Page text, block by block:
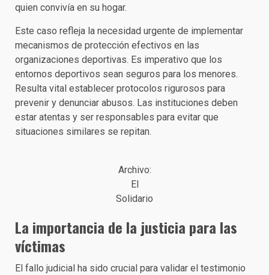
quien convivía en su hogar.
Este caso refleja la necesidad urgente de implementar
mecanismos de protección efectivos en las
organizaciones deportivas. Es imperativo que los
entornos deportivos sean seguros para los menores.
Resulta vital establecer protocolos rigurosos para
prevenir y denunciar abusos. Las instituciones deben
estar atentas y ser responsables para evitar que
situaciones similares se repitan.
Archivo:
El
Solidario
La importancia de la justicia para las
víctimas
El fallo judicial ha sido crucial para validar el testimonio